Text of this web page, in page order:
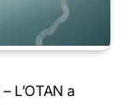
– L’OTAN a